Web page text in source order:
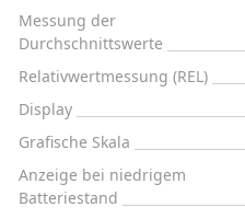
Messung der
Durchschnittswerte
Relativwertmessung (REL)
Display
Grafische Skala
Anzeige bei niedrigem
Batteriestand